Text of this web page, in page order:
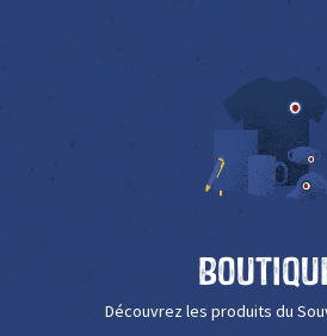
Découvrez les produits du